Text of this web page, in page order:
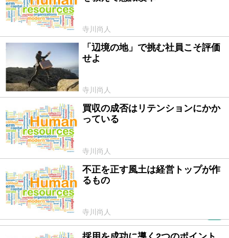
寺川尚人
2016/09/02
「辺境の地」で挑む社員こそ評価
せよ
寺川尚人
2016/07/04
買収の成否はリテンションにかか
っている
寺川尚人
2016/06/16
不正を正す風土は経営トップが作
るもの
寺川尚人